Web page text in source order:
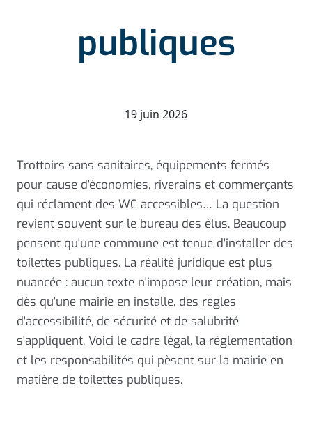
publiques
19 juin 2026
Trottoirs sans sanitaires, équipements fermés
pour cause d'économies, riverains et commerçants
qui réclament des WC accessibles… La question
revient souvent sur le bureau des élus. Beaucoup
pensent qu'une commune est tenue d'installer des
toilettes publiques. La réalité juridique est plus
nuancée : aucun texte n'impose leur création, mais
dès qu'une mairie en installe, des règles
d'accessibilité, de sécurité et de salubrité
s'appliquent. Voici le cadre légal, la réglementation
et les responsabilités qui pèsent sur la mairie en
matière de toilettes publiques.